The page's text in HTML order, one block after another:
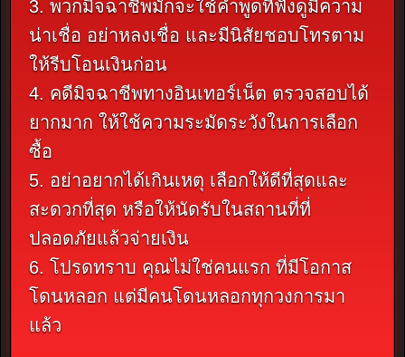
3. พวกมิจฉาชีพมักจะใช้คำพูดที่ฟังดูมีความ
น่าเชื่อ อย่าหลงเชื่อ และมีนิสัยชอบโทรตาม
ให้รีบโอนเงินก่อน
4. คดีมิจฉาชีพทางอินเทอร์เน็ต ตรวจสอบได้
ยากมาก ให้ใช้ความระมัดระวังในการเลือก
ซื้อ
5. อย่าอยากได้เกินเหตุ เลือกให้ดีที่สุดและ
สะดวกที่สุด หรือให้นัดรับในสถานที่ที่
ปลอดภัยแล้วจ่ายเงิน
6. โปรดทราบ คุณไม่ใช่คนแรก ที่มีโอกาส
โดนหลอก แต่มีคนโดนหลอกทุกวงการมา
แล้ว